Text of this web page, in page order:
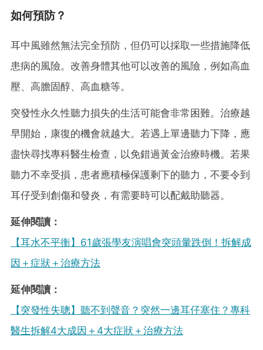
如何預防？
耳中風雖然無法完全預防，但仍可以採取一些措施降低
患病的風險。改善身體其他可以改善的風險，例如高血
壓、高膽固醇、高血糖等。
突發性永久性聽力損失的生活可能會非常困難。治療越
早開始，康復的機會就越大。若遇上單邊聽力下降，應
盡快尋找專科醫生檢查，以免錯過黃金治療時機。若果
聽力不幸受損，患者應積極保護剩下的聽力，不要令到
耳仔受到創傷和發炎，有需要時可以配戴助聽器。
延伸閱讀：
【耳水不平衡】61歲張學友演唱會突頭暈跌倒！拆解成
因＋症狀＋治療方法
延伸閱讀：
【突發性失聰】聽不到聲音？突然一邊耳仔塞住？專科
醫生拆解4大成因＋4大症狀＋治療方法